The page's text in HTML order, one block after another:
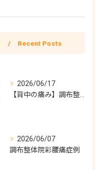
Recent Posts
2026/06/17
2026/06/07
調布整体院彩腰痛症例